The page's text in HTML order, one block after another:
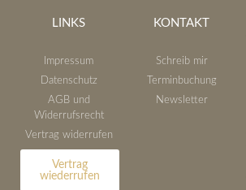
LINKS
Impressum
Datenschutz
AGB und
Widerrufsrecht
Vertrag widerrufen
Vertrag
wiederrufen
KONTAKT
Schreib mir
Terminbuchung
Newsletter